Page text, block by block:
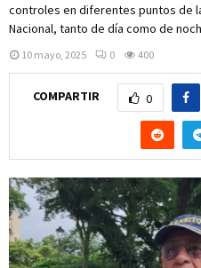
controles en diferentes puntos de
Nacional, tanto de día como de
10 mayo, 2025 0 400
COMPARTIR 0